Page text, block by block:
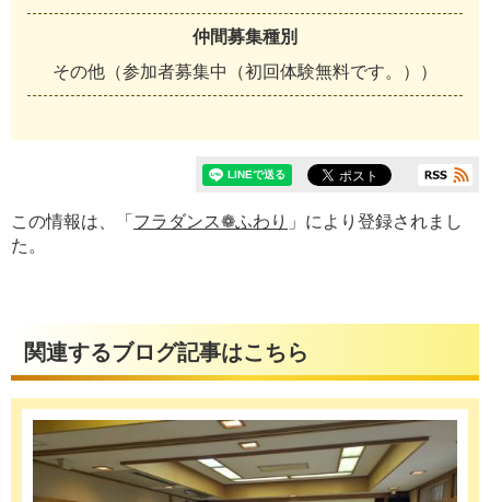
仲間募集種別
その他（参加者募集中（初回体験無料です。））
この情報は、「 フラダンス❁ふわり 」により登録されまし
た。
関連するブログ記事はこちら